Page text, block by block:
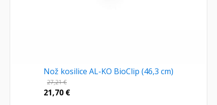
Nož kosilice AL-KO BioClip (46,3 cm)
27,21€
21,70 €